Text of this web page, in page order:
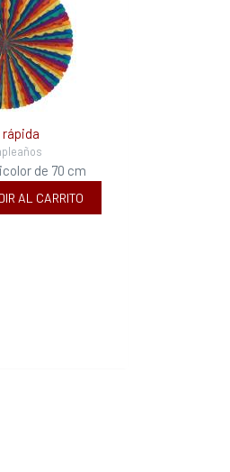
de 70 cm
AL CARRITO